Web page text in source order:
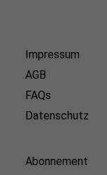
Impressum
AGB
FAQs
Datenschutz
Abonnement